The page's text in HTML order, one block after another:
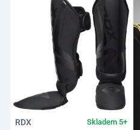
RDX Skladem 5+